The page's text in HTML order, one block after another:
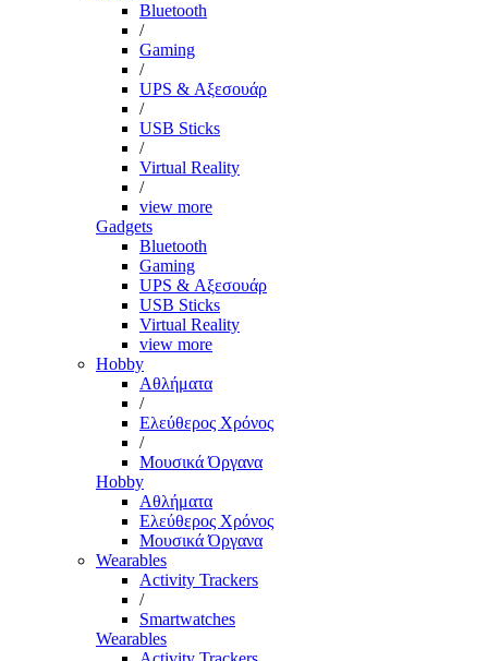
Bluetooth
/
Gaming
/
UPS & Αξεσουάρ
/
USB Sticks
/
Virtual Reality
/
view more
Gadgets
Bluetooth
Gaming
UPS & Αξεσουάρ
USB Sticks
Virtual Reality
view more
Hobby
Αθλήματα
/
Ελεύθερος Χρόνος
/
Μουσικά Όργανα
Hobby
Αθλήματα
Ελεύθερος Χρόνος
Μουσικά Όργανα
Wearables
Activity Trackers
/
Smartwatches
Wearables